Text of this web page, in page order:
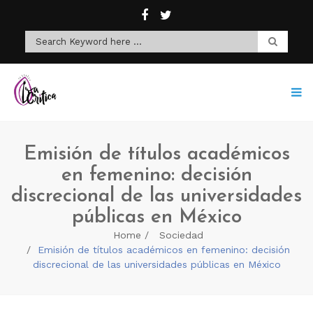
Emisión de títulos académicos
en femenino: decisión
discrecional de las universidades
públicas en México
Home
Sociedad
Emisión de títulos académicos en femenino: decisión
discrecional de las universidades públicas en México